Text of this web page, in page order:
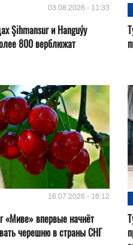
03.08.2026 - 11:33
Şihmansur и Hanguýy
800 верблюжат
16.07.2026 - 16:12
«Миве» впервые начнёт
черешню в страны СНГ